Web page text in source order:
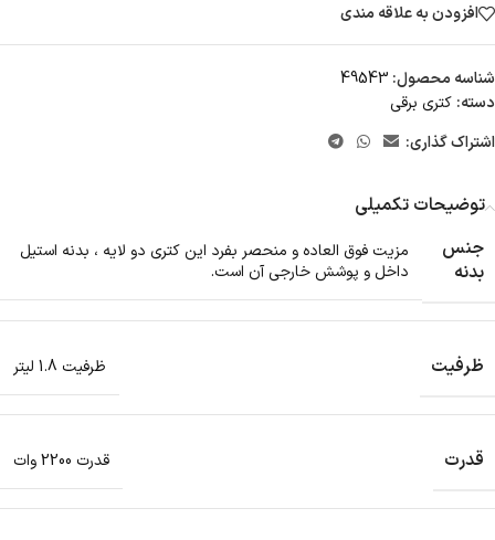
افزودن به علاقه مندی
شناسه محصول: 49543
دسته: کتری برقی
اشتراک گذاری:
توضیحات تکمیلی
جنس
بدنه
مزیت فوق العاده و منحصر بفرد این کتری دو لایه ، بدنه استیل
داخل و پوشش خارجی آن است.
ظرفیت ظرفیت 1.8 لیتر
قدرت قدرت 2200 وات